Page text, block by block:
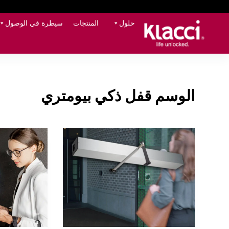
حلول المنتجات سيطرة في الوصول
الوسم قفل ذكي بيومتري